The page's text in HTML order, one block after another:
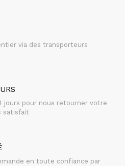
via des transporteurs
jours pour nous retourner votre
satisfait
en toute confiance par